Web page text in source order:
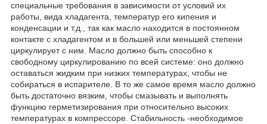
специальные требования в зависимости от условий их
работы, вида хладагента, температур его кипения и
конденсации и т.д., так как масло находится в постоянном
контакте с хладагентом и в большей или меньшей степени
циркулирует с ним. Масло должно быть способно к
свободному циркулированию по всей системе: оно должно
оставаться жидким при низких температурах, чтобы не
собираться в испарителе. В то же самое время масло должно
быть достаточно вязким, чтобы смазывать и выполнять
функцию герметизирования при относительно высоких
температурах в компрессоре. Стабильность -необходимое